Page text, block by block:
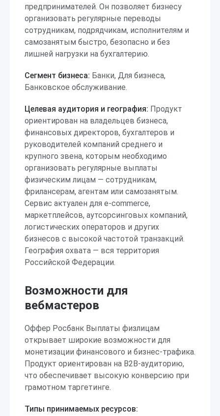
предпринимателей. Он позволяет бизнесу
организовать регулярные переводы
сотрудникам, подрядчикам, исполнителям и
самозанятым быстро, безопасно и без
лишней нагрузки на бухгалтерию.
Сегмент бизнеса: Банки, Для бизнеса,
Банковское обслуживание.
Целевая аудитория и география: Продукт
ориентирован на владельцев бизнеса,
финансовых директоров, бухгалтеров и
руководителей компаний среднего и
крупного звена, которым необходимо
организовать регулярные выплаты
физическим лицам — сотрудникам,
фрилансерам, агентам или самозанятым.
Сервис актуален для e-commerce,
маркетплейсов, аутсорсинговых компаний,
логистических операторов и других
бизнесов с высокой частотой транзакций.
География охвата — вся территория
Российской Федерации.
Возможности для
вебмастеров
Оффер Росбанк Выплаты физлицам
открывает широкие возможности для
монетизации финансового и бизнес-трафика.
Продукт ориентирован на B2B-аудиторию,
что обеспечивает высокую конверсию при
грамотном таргетинге.
Типы принимаемых ресурсов: